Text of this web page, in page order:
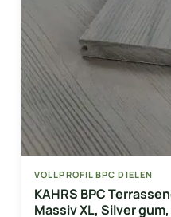
VOLLPROFIL BPC DIELEN
KAHRS BPC
Massiv XL, Silver